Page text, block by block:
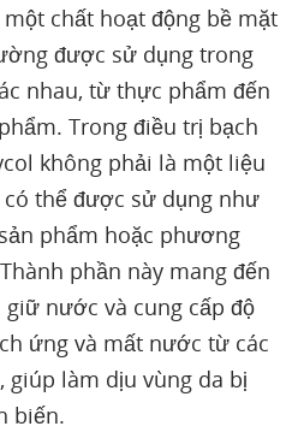
một chất hoạt động bề mặt
được sử dụng trong
nhau, từ thực phẩm đến
Trong điều trị bạch
không phải là một liệu
thể được sử dụng như
phẩm hoặc phương
phần này mang đến
giữ nước và cung cấp độ
ứng và mất nước từ các
giúp làm dịu vùng da bị
biến.